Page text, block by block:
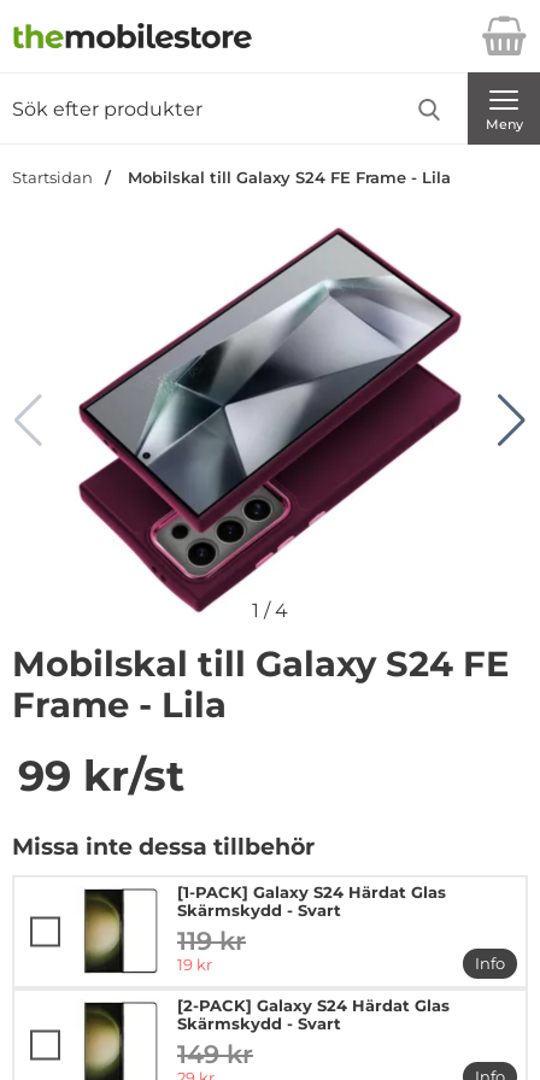
Startsidan för Danira Telecom AB
Meny
Startsidan Mobilskal till Galaxy S24 FE Frame - Lila
1 /4
Mobilskal till Galaxy S24 FE
Frame - Lila
pris99 kr/st
Missa inte dessa tillbehör
[1-PACK] Galaxy S24 Härdat Glas
Skärmskydd - Svart
tidigare pris
119 kr
rea pris
19 kr
Info
mer
[2-PACK] Galaxy S24 Härdat Glas
Skärmskydd - Svart
tidigare pris
149 kr